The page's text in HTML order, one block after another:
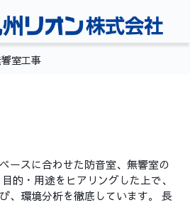
室工事
ースに合わせた防音室、無響室の
的・用途をヒアリングした上で、
、環境分析を徹底しています。 長